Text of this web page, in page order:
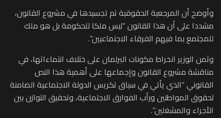
وأوضح أن المرجعية الحقوقية تم تجسيدها في مشروع القانون،
مشددا على أن هذا القانون “ليس ملكا للحكومة بل هو ملك
للمجتمع بما فيهم الفرقاء الاجتماعيين”.
وثمن الوزير انخراط مكونات البرلمان على ختلاف انتماءاتها، في
مناقشة مشروع القانون وإجماعها على أهمية هذا النص
القانوني “الذي يأتي في سياق تكريس الدولة الاجتماعية الضامنة
لحقوق المواطنين ورأب الفوارق الاجتماعية، وتحقيق التوازن بين
الأجراء والمشغلين”.